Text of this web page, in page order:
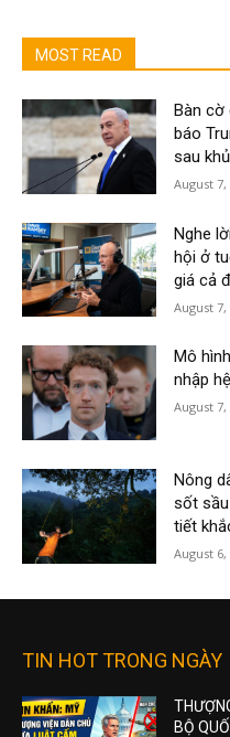
MOST READ
Bàn cờ
báo
sau
August 7,
Nghe
hội ở
giá cả
August 7,
Mô
nhập
August 7,
Nông
sốt
tiết
August 6,
TIN HOT TRONG NGÀY
BỘ